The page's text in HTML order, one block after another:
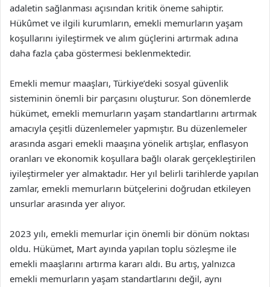
adaletin sağlanması açısından kritik öneme sahiptir.
Hükûmet ve ilgili kurumların, emekli memurların yaşam
koşullarını iyileştirmek ve alım güçlerini artırmak adına
daha fazla çaba göstermesi beklenmektedir.
Emekli memur maaşları, Türkiye’deki sosyal güvenlik
sisteminin önemli bir parçasını oluşturur. Son dönemlerde
hükümet, emekli memurların yaşam standartlarını artırmak
amacıyla çeşitli düzenlemeler yapmıştır. Bu düzenlemeler
arasında asgari emekli maaşına yönelik artışlar, enflasyon
oranları ve ekonomik koşullara bağlı olarak gerçekleştirilen
iyileştirmeler yer almaktadır. Her yıl belirli tarihlerde yapılan
zamlar, emekli memurların bütçelerini doğrudan etkileyen
unsurlar arasında yer alıyor.
2023 yılı, emekli memurlar için önemli bir dönüm noktası
oldu. Hükümet, Mart ayında yapılan toplu sözleşme ile
emekli maaşlarını artırma kararı aldı. Bu artış, yalnızca
emekli memurların yaşam standartlarını değil, aynı